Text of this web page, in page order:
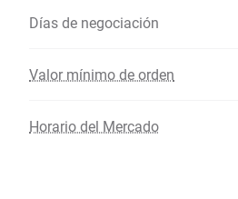
Días de negociación
Valor mínimo de orden
Horario del Mercado